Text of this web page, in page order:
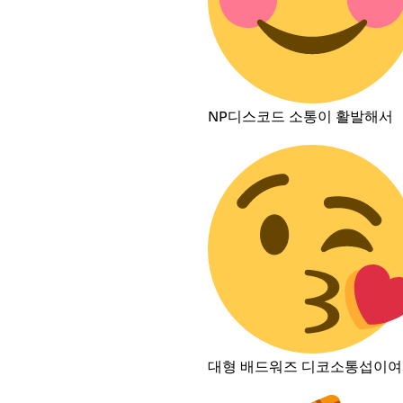
NP디스코드 소통이 활발해서
대형 배드워즈 디코소통섭이